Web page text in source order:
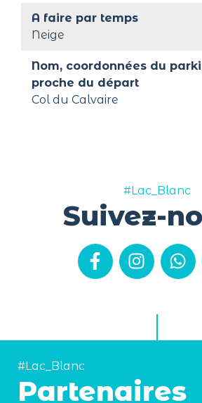
A faire par temps
Neige
Nom, coordonnées du
proche du départ
Col du Calvaire
#Lac_Blanc
Suivez-
#Lac_Blanc
Partenaires